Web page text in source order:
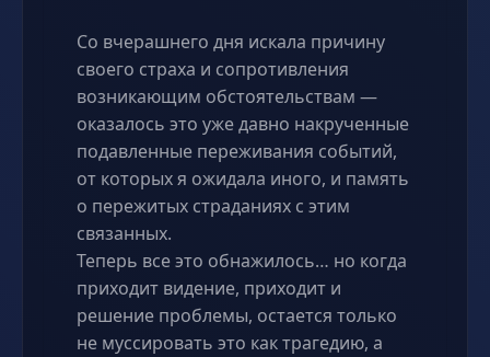
Со вчерашнего дня искала причину
своего страха и сопротивления
возникающим обстоятельствам —
оказалось это уже давно накрученные
подавленные переживания событий,
от которых я ожидала иного, и память
о пережитых страданиях с этим
связанных.
Теперь все это обнажилось… но когда
приходит видение, приходит и
решение проблемы, остается только
не муссировать это как трагедию, а